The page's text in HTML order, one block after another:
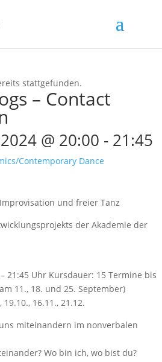
stattgefunden.
– Contact
@ 20:00 - 21:45
Contemporary Dance
und freier Tanz
der Akademie der
21:45 Uhr Kursdauer: 15 Termine bis
11., 18. und 25. September)
16.11., 21.12.
miteinandern im nonverbalen
Wo bin ich, wo bist du?